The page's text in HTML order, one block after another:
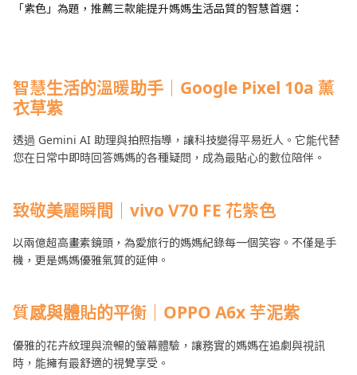
「紫色」為題，推薦三款能提升媽媽生活品質的智慧首選：
智慧生活的溫暖助手｜Google Pixel 10a 薰
衣草紫
透過 Gemini AI 助理與拍照指導，讓科技變得平易近人。它能代替
您在日常中即時回答媽媽的各種疑問，成為最貼心的數位陪伴。
致敬美麗瞬間｜vivo V70 FE 花紫色
以兩億超高畫素鏡頭，為愛旅行的媽媽紀錄每一個笑容。不僅是手
機，更是媽媽優雅氣質的延伸。
質感與體貼的平衡｜OPPO A6x 芋泥紫
優雅的花卉紋理與流暢的螢幕體驗，讓務實的媽媽在追劇與視訊
時，能擁有最舒適的視覺享受。